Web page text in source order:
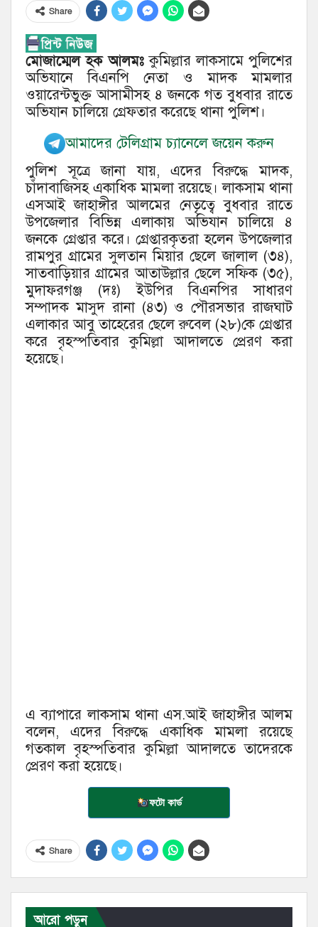
Share
মোজাম্মেল হক আলমঃ কুমিল্লার লাকসামে পুলিশের
অভিযানে বিএনপি নেতা ও মাদক মামলার
ওয়ারেন্টভুক্ত আসামীসহ ৪ জনকে গত বুধবার রাতে
অভিযান চালিয়ে গ্রেফতার করেছে থানা পুলিশ।
আমাদের টেলিগ্রাম চ্যানেলে জয়েন করুন
পুলিশ সূত্রে জানা যায়, এদের বিরুদ্ধে মাদক,
চাঁদাবাজিসহ একাধিক মামলা রয়েছে। লাকসাম থানা
এসআই জাহাঙ্গীর আলমের নেতৃত্বে বুধবার রাতে
উপজেলার বিভিন্ন এলাকায় অভিযান চালিয়ে ৪
জনকে গ্রেপ্তার করে। গ্রেপ্তারকৃতরা হলেন উপজেলার
রামপুর গ্রামের সুলতান মিয়ার ছেলে জালাল (৩৪),
সাতবাড়িয়ার গ্রামের আতাউল্লার ছেলে সফিক (৩৫),
মুদাফরগঞ্জ (দঃ) ইউপির বিএনপির সাধারণ
সম্পাদক মাসুদ রানা (৪৩) ও পৌরসভার রাজঘাট
এলাকার আবু তাহেরের ছেলে রুবেল (২৮)কে গ্রেপ্তার
করে বৃহস্পতিবার কুমিল্লা আদালতে প্রেরণ করা
হয়েছে।
এ ব্যাপারে লাকসাম থানা এস.আই জাহাঙ্গীর আলম
বলেন, এদের বিরুদ্ধে একাধিক মামলা রয়েছে
গতকাল বৃহস্পতিবার কুমিল্লা আদালতে তাদেরকে
প্রেরণ করা হয়েছে।
ফটো কার্ড
Share
আরো পড়ুন